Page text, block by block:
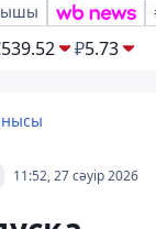
539.52 ₽5.73
11:52, 27 сәуір 2026